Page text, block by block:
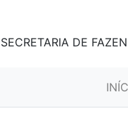
SECRETARIA DE